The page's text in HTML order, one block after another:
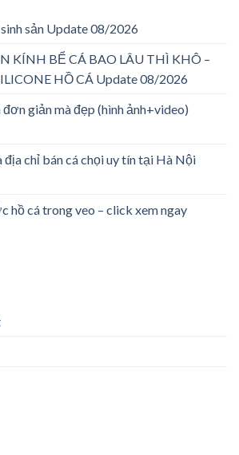
sản Update 08/2026
KÍNH BỂ CÁ BAO LÂU THÌ KHÔ –
HỒ CÁ Update 08/2026
giản mà đẹp (hình ảnh+video)
địa chỉ bán cá chọi uy tín tại Hà Nội
hồ cá trong veo – click xem ngay